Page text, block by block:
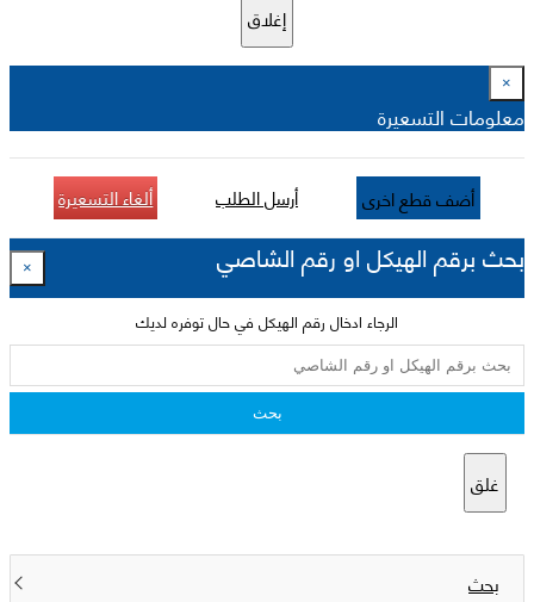
إغلاق
×
معلومات التسعيرة
أضف قطع اخرى أرسل الطلب ألغاء التسعيرة
بحث برقم الهيكل او رقم الشاصي ×
الرجاء ادخال رقم الهيكل في حال توفره لديك
بحث
غلق
بحث